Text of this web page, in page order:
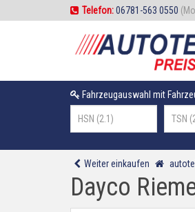
Telefon:06781-563 0550
Fahrzeugauswahl mit
Weiter einkaufen
Dayco